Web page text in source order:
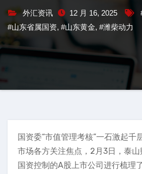
外汇资讯 12 月 16, 2025
#山东省属国资, #山东黄金, #潍柴动力
国资委“市值管理考核”一石激起千
市场各方关注焦点，2月3日，泰
国资控制的A股上市公司进行梳理